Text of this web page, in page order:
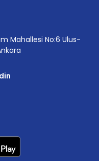
Mahallesi No:6 Ulus-